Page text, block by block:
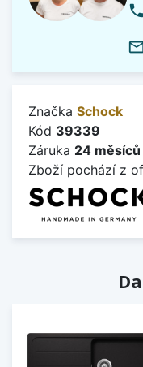
phone
Značka Schock
Kód 39339
Záruka 24 měsíců
Zboží pochází z